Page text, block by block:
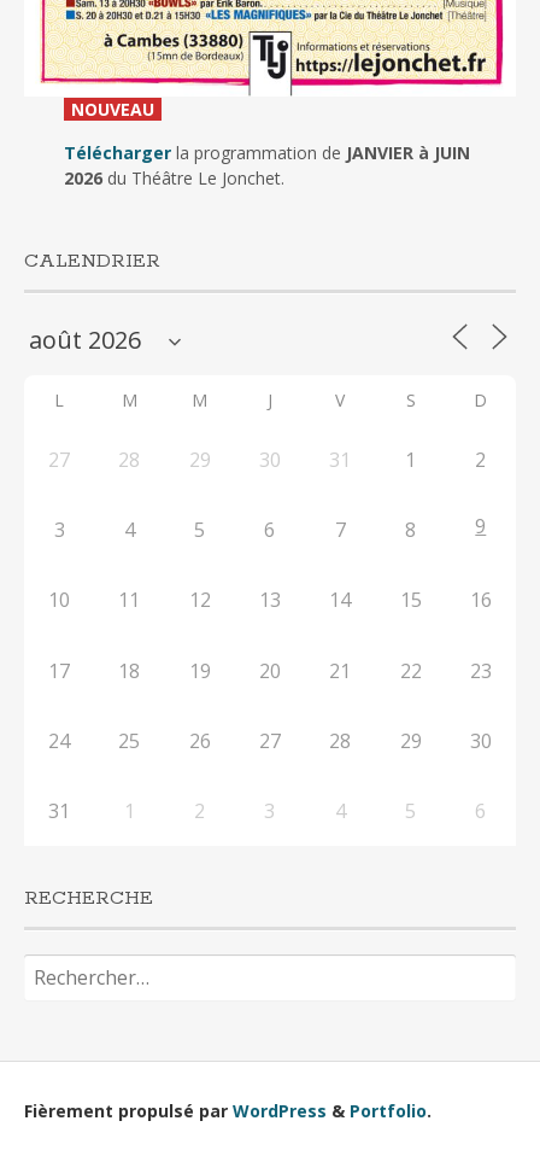
NOUVEAU_
Télécharger la programmation de JANVIER à JUIN
2026du Théâtre Le Jonchet.
CALENDRIER
L M M J V S D
27 28 29 30 31 1 2
3 4 5 6 7 8 9
10 11 12 13 14 15 16
17 18 19 20 21 22 23
24 25 26 27 28 29 30
31 1 2 3 4 5 6
RECHERCHE
Rechercher :
Fièrement propulsé par WordPress & Portfolio.